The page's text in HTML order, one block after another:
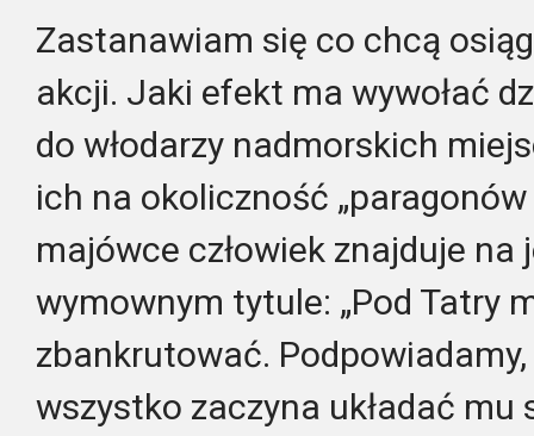
Zastanawiam się co chcą
akcji. Jaki efekt ma wywołać
do włodarzy nadmorskich
ich na okoliczność „paragonów
majówce człowiek znajduje
wymownym tytule: „Pod Tatry
zbankrutować.
wszystko zaczyna układać mu